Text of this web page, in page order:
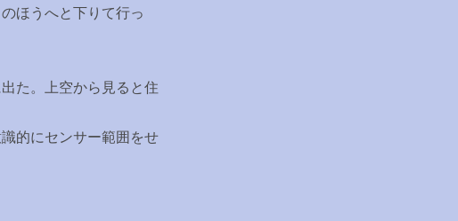
ほうへと下りて行っ
た。上空から見ると住
的にセンサー範囲をせ